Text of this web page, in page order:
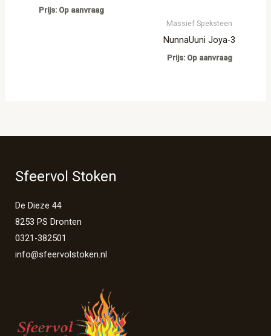
Prijs: Op aanvraag
Massief Speksteen
NunnaUuni Joya-3
Prijs: Op aanvraag
Sfeervol Stoken
De Dieze 44
8253 PS Dronten
0321-382501
info@sfeervolstoken.nl